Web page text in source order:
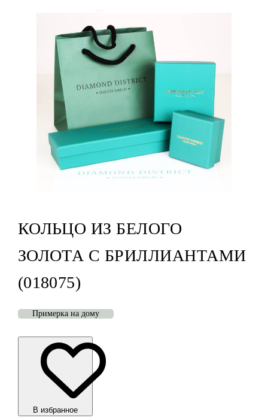
КОЛЬЦО ИЗ БЕЛОГО
ЗОЛОТА С БРИЛЛИАНТАМИ
(018075)
Примерка на дому
В избранноe